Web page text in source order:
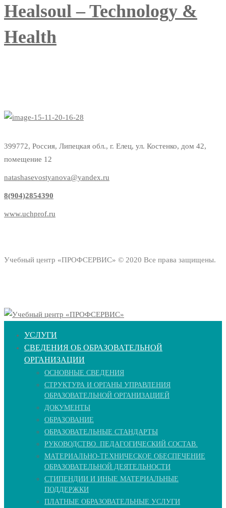
Healsoul – Technology &
Health
399772, Россия, Липецкая обл., г. Елец, ул. Костенко, дом 42,
помещение 12
natashasevostyanova@yandex.ru
8(904)2854390
www.uchprof.ru
Учебный центр «ПРОФСЕРВИС» © 2020 Все права защищены.
УСЛУГИ
СВЕДЕНИЯ ОБ ОБРАЗОВАТЕЛЬНОЙ
ОРГАНИЗАЦИИ
ОСНОВНЫЕ СВЕДЕНИЯ
СТРУКТУРА И ОРГАНЫ УПРАВЛЕНИЯ
ОБРАЗОВАТЕЛЬНОЙ ОРГАНИЗАЦИЕЙ
ДОКУМЕНТЫ
ОБРАЗОВАНИЕ
ОБРАЗОВАТЕЛЬНЫЕ СТАНДАРТЫ
РУКОВОДСТВО. ПЕДАГОГИЧЕСКИЙ СОСТАВ.
МАТЕРИАЛЬНО-ТЕХНИЧЕСКОЕ ОБЕСПЕЧЕНИЕ
ОБРАЗОВАТЕЛЬНОЙ ДЕЯТЕЛЬНОСТИ
СТИПЕНДИИ И ИНЫЕ МАТЕРИАЛЬНЫЕ
ПОДДЕРЖКИ
ПЛАТНЫЕ ОБРАЗОВАТЕЛЬНЫЕ УСЛУГИ